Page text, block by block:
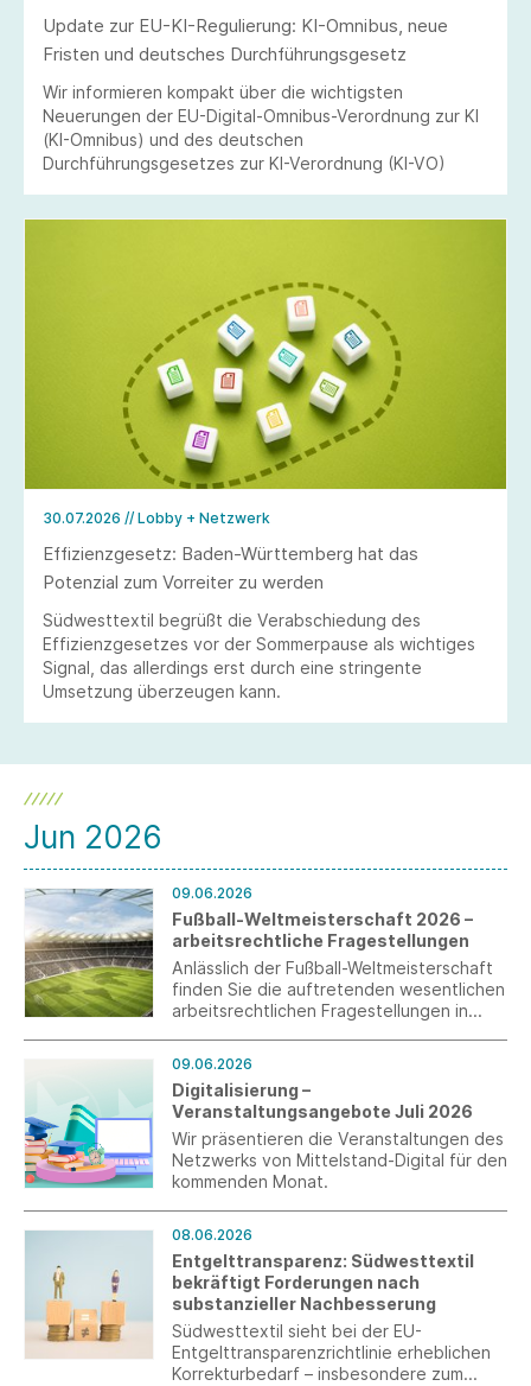
Update zur EU-KI-Regulierung: KI-Omnibus, neue
Fristen und deutsches Durchführungsgesetz
Wir informieren kompakt über die wichtigsten
Neuerungen der EU-Digital-Omnibus-Verordnung zur KI
(KI-Omnibus) und des deutschen
Durchführungsgesetzes zur KI-Verordnung (KI-VO)
30.07.2026 // Lobby + Netzwerk
Effizienzgesetz: Baden-Württemberg hat das
Potenzial zum Vorreiter zu werden
Südwesttextil begrüßt die Verabschiedung des
Effizienzgesetzes vor der Sommerpause als wichtiges
Signal, das allerdings erst durch eine stringente
Umsetzung überzeugen kann.
Jun 2026
09.06.2026
Fußball-Weltmeisterschaft 2026 –
arbeitsrechtliche Fragestellungen
Anlässlich der Fußball-Weltmeisterschaft
finden Sie die auftretenden wesentlichen
arbeitsrechtlichen Fragestellungen in
09.06.2026
Digitalisierung –
Veranstaltungsangebote Juli 2026
Wir präsentieren die Veranstaltungen des
Netzwerks von Mittelstand-Digital für den
kommenden Monat.
08.06.2026
Entgelttransparenz: Südwesttextil
bekräftigt Forderungen nach
substanzieller Nachbesserung
Südwesttextil sieht bei der EU-
Entgelttransparenzrichtlinie erheblichen
Korrekturbedarf – insbesondere zum